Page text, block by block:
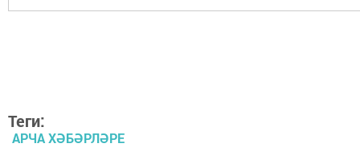
Теги:
АРЧА ХӘБӘРЛӘРЕ